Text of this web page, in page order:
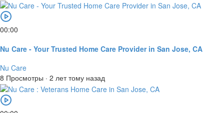
00:00
Nu Care - Your Trusted Home Care Provider in San Jose, CA
Nu Care
8 Просмотры · 2 лет тому назад